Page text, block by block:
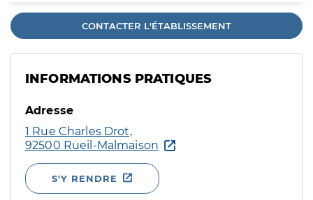
CONTACTER L'ÉTABLISSEMENT
INFORMATIONS PRATIQUES
Adresse
1 Rue Charles Drot,
92500 Rueil-Malmaison
S'Y RENDRE